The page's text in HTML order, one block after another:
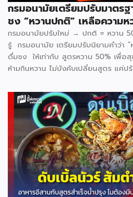
กรมอนามัยเตรียมปรับมาตร
ชง “หวานปกติ” เหลือความ
กรมอนามัยปรับใหม่ → ปกติ = หวาน
รู้ กรมอนามัย เตรียมปรับนิยามคำว่า “
ดื่มชง ให้เท่ากับ สูตรหวาน 50% เพื่อสุ
ห้ามกินหวาน ไม่บังคับเปลี่ยนสูตร แค่ป
การวัดเปอร์เซ็นต์ความหวานและความเ
การชี้แจงรายละเอียดเพิ่มเติมในการเ
11 กุมภาพันธ์นี้ แบรนด์ที่เข้าร่วม
All Cafe / Bellinee’s / Black
ข้อมูลแบบอินไซด์อื่น ๆได้ที่
: ชี้ช่องรวย